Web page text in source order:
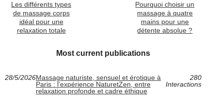
Les différents types
de massage corps
idéal pour une
relaxation totale
Pourquoi choisir un
massage à quatre
mains pour une
détente absolue ?
Most current publications
28/5/2026Massage naturiste, sensuel et érotique à
Paris : l’expérience NaturetZen, entre
relaxation profonde et cadre éthique
280
Interactions